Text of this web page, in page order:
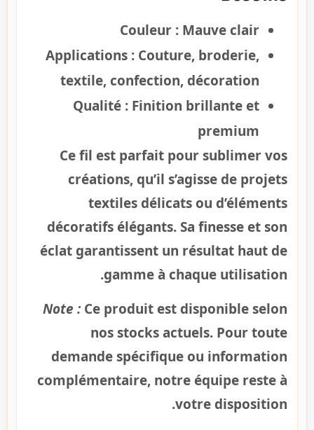
Couleur : Mauve clair
Applications : Couture, broderie,
textile, confection, décoration
Qualité : Finition brillante et
premium
Ce fil est parfait pour sublimer vos
créations, qu’il s’agisse de projets
textiles délicats ou d’éléments
décoratifs élégants. Sa finesse et son
éclat garantissent un résultat haut de
gamme à chaque utilisation.
Note :Ce produit est disponible selon
nos stocks actuels. Pour toute
demande spécifique ou information
complémentaire, notre équipe reste à
votre disposition.